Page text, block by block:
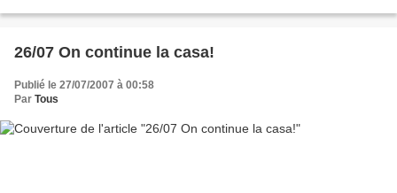
26/07 On continue la casa!
Publié le 27/07/2007 à 00:58
Par Tous